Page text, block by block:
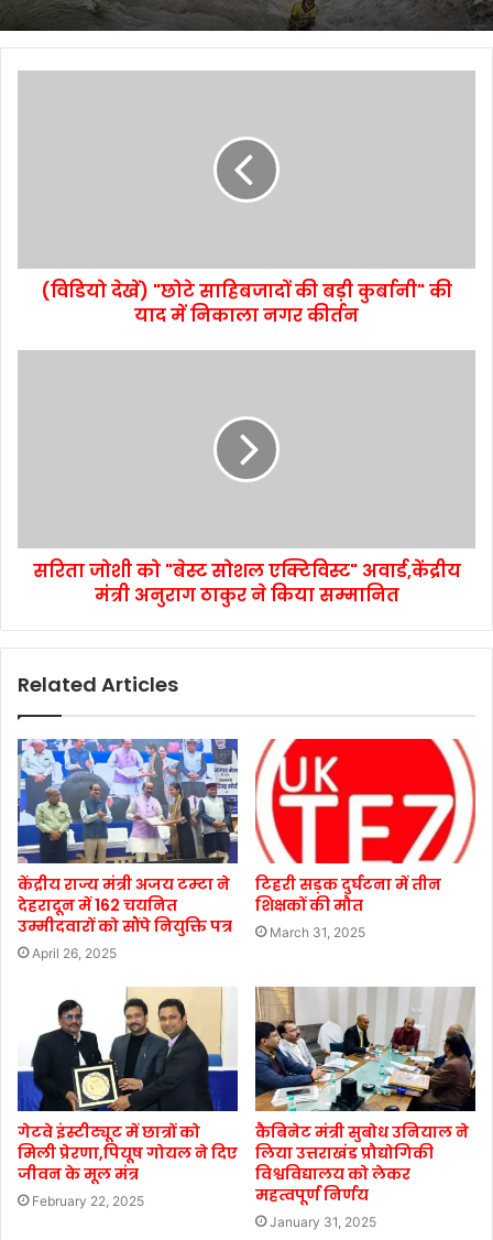
(विडियो देखें) "छोटे साहिबजादों की बड़ी कुर्बानी" की
याद में निकाला नगर कीर्तन
सरिता जोशी को "बेस्ट सोशल एक्टिविस्ट" अवार्ड,केंद्रीय
मंत्री अनुराग ठाकुर ने किया सम्मानित
Related Articles
केंद्रीय राज्य मंत्री अजय टम्टा ने
देहरादून में 162 चयनित
उम्मीदवारों को सौंपे नियुक्ति पत्र
April 26, 2025
टिहरी सड़क दुर्घटना में तीन
शिक्षकों की मौत
March 31, 2025
गेटवे इंस्टीट्यूट में छात्रों को
मिली प्रेरणा,पियूष गोयल ने दिए
जीवन के मूल मंत्र
February 22, 2025
कैबिनेट मंत्री सुबोध उनियाल ने
लिया उत्तराखंड प्रौद्योगिकी
विश्वविद्यालय को लेकर
महत्वपूर्ण निर्णय
January 31, 2025